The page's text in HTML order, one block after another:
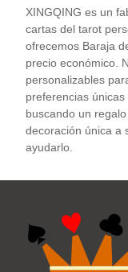
XINGQING es un
cartas del tarot
ofrecemos Baraja
precio económico.
personalizables
preferencias
buscando un
decoración única a
ayudarlo.